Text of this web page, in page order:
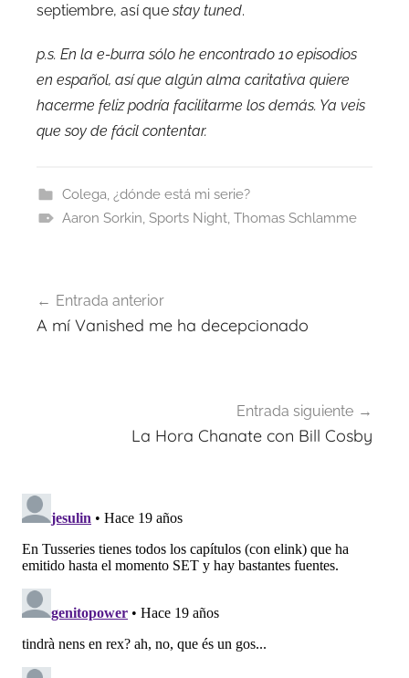
septiembre, así questay tuned.
p.s. En la e-burra sólo he encontrado 10 episodios
en español, así que algún alma caritativa quiere
hacerme feliz podría facilitarme los demás. Ya veis
que soy de fácil contentar.
Colega, ¿dónde está mi serie?
Aaron Sorkin, Sports Night, Thomas Schlamme
de
Entrada anterior
A mí Vanished me ha decepcionado
Entrada siguiente
La Hora Chanate con Bill Cosby